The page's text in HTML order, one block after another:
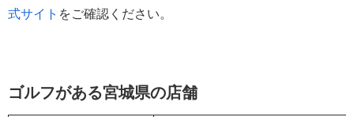
式サイト をご確認ください。
ゴルフがある宮城県の店舗